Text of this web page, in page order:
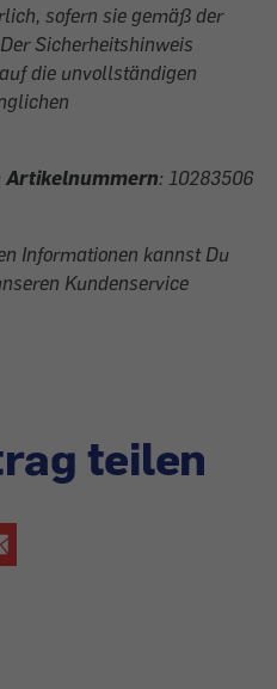
sofern sie gemäß der
Sicherheitshinweis
die unvollständigen
Artikelnummern: 10283506
Informationen kannst Du
Kundenservice
teilen